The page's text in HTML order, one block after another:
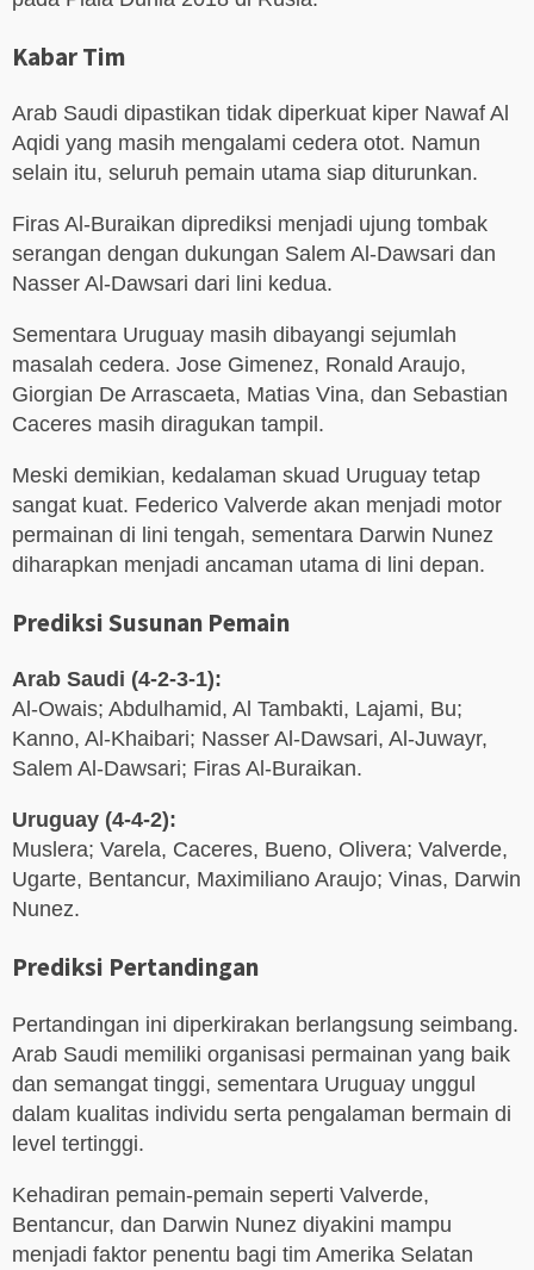
Kabar Tim
Arab Saudi dipastikan tidak diperkuat kiper Nawaf Al
Aqidi yang masih mengalami cedera otot. Namun
selain itu, seluruh pemain utama siap diturunkan.
Firas Al-Buraikan diprediksi menjadi ujung tombak
serangan dengan dukungan Salem Al-Dawsari dan
Nasser Al-Dawsari dari lini kedua.
Sementara Uruguay masih dibayangi sejumlah
masalah cedera. Jose Gimenez, Ronald Araujo,
Giorgian De Arrascaeta, Matias Vina, dan Sebastian
Caceres masih diragukan tampil.
Meski demikian, kedalaman skuad Uruguay tetap
sangat kuat. Federico Valverde akan menjadi motor
permainan di lini tengah, sementara Darwin Nunez
diharapkan menjadi ancaman utama di lini depan.
Prediksi Susunan Pemain
Arab Saudi (4-2-3-1):
Al-Owais; Abdulhamid, Al Tambakti, Lajami, Bu;
Kanno, Al-Khaibari; Nasser Al-Dawsari, Al-Juwayr,
Salem Al-Dawsari; Firas Al-Buraikan.
Uruguay (4-4-2):
Muslera; Varela, Caceres, Bueno, Olivera; Valverde,
Ugarte, Bentancur, Maximiliano Araujo; Vinas, Darwin
Nunez.
Prediksi Pertandingan
Pertandingan ini diperkirakan berlangsung seimbang.
Arab Saudi memiliki organisasi permainan yang baik
dan semangat tinggi, sementara Uruguay unggul
dalam kualitas individu serta pengalaman bermain di
level tertinggi.
Kehadiran pemain-pemain seperti Valverde,
Bentancur, dan Darwin Nunez diyakini mampu
menjadi faktor penentu bagi tim Amerika Selatan